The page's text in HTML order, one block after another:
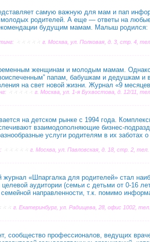
самую важную для мам и пап
молодых родителей. А еще — ответы на
будущим мамам. Малыш родился:
г. Москва, ул. Полковая, д. 3, стр. 4,
женщинам и молодым мамам. Однако
папам, бабушкам и дедушкам и
на свет новой жизни. Журнал «9
г. Москва, ул. 1-я Бухвостова, д. 12/11,
на детском рынке с 1994 года.
взаимодополняющие бизнес-
услуги родителям в их заботах о
г. Москва, ул. Павловская, д. 18, стр. 2,
«Шпаргалка для родителей» стал
аудитории (семьи с детьми от 0-16
направленности, т.к. помимо
г. Екатеринбург, ул. Радищева, 28, офис 1002,
сообщество профессионалов, ведущих